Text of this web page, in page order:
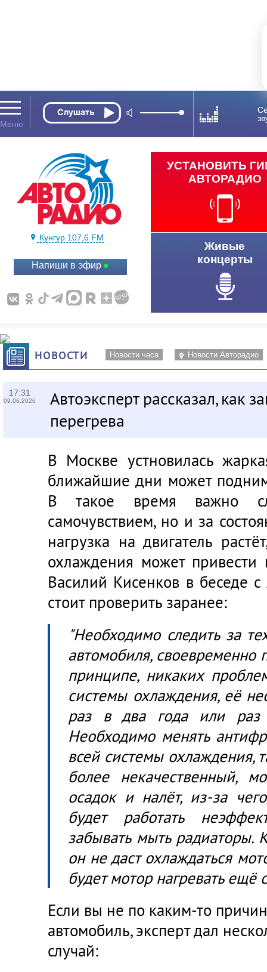
Кунгур 107,6 FM
Напиши в эфир
УСТАНОВИТЬ
АВТОРАДИО
Живые
концерты
НОВОСТИ Новости часа Новости Авторадио
17:31
09.06.2026
Автоэксперт рассказал, как
перегрева
В Москве устновилась
ближайшие дни может
В такое время важно
самочувствием, но и за
нагрузка на двигатель
охлаждения может привести
Василий Кисенков в беседе с
стоит проверить заранее:
"Необходимо следить за
автомобиля, своевременно
принципе, никаких
системы охлаждения, её
раз в два года или
Необходимо менять
всей системы охлаждения,
более некачественный,
осадок и налёт, из-за
будет работать
забывать мыть радиаторы.
он не даст охлаждаться
будет мотор нагревать ещё
Если вы не по каким-то
автомобиль, эксперт дал
случай: